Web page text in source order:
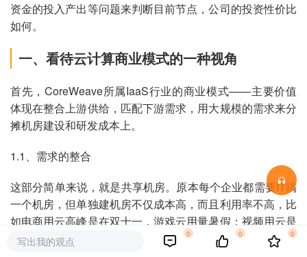
资金的投入产出等问题来判断目前节点，公司的投资性价比
如何。
一、看待云计算商业模式的一种视角
首先，CoreWeave所属IaaS行业的商业模式——主要价值
体现在整合上游供给，匹配下游需求，用大规模的需求来分
摊机房建设和研发成本上。
1.1、需求的整合
这部分简单来说，就是共享机房。原本每个企业都需要IT搞
一个机房，但单独建机房不仅成本高，而且利用率不高，比
如电商用云高峰是在双十一，游戏云用量暑假；视频用云是
在下班后，而钉钉用云是在上班时。
写出我的观点
0 0 0